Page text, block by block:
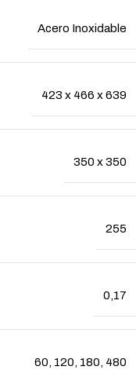
Acero Inoxidable
423 x 466 x 639
350 x 350
255
0,17
60, 120, 180, 480